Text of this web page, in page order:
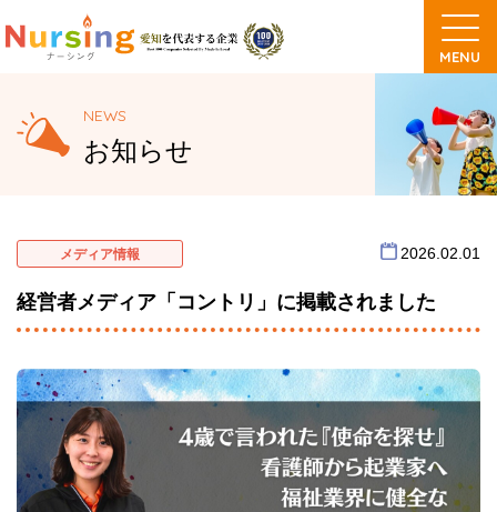
NEWS
お知らせ
メディア情報 2026.02.01
経営者メディア「コントリ」に掲載されました